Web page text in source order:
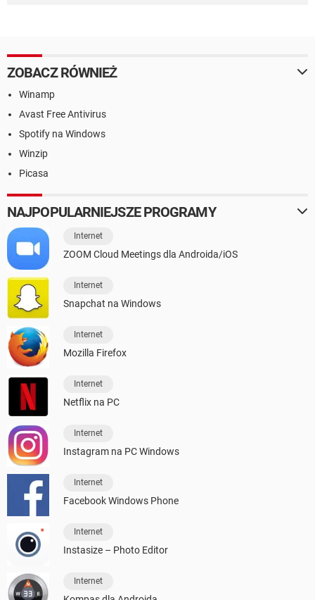
ZOBACZ RÓWNIEŻ
Winamp
Avast Free Antivirus
Spotify na Windows
Winzip
Picasa
NAJPOPULARNIEJSZE PROGRAMY
Internet
ZOOM Cloud Meetings dla Androida/iOS
Internet
Snapchat na Windows
Internet
Mozilla Firefox
Internet
Netflix na PC
Internet
Instagram na PC Windows
Internet
Facebook Windows Phone
Internet
Instasize – Photo Editor
Internet